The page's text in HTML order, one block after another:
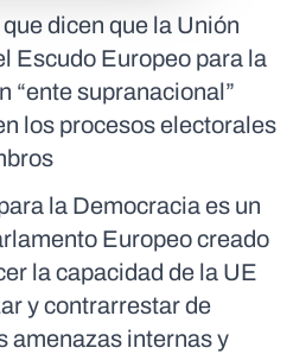
dicen que la Unión
Escudo Europeo para la
“ente supranacional”
los procesos electorales
la Democracia es un
Europeo creado
la capacidad de la UE
y contrarrestar de
amenazas internas y